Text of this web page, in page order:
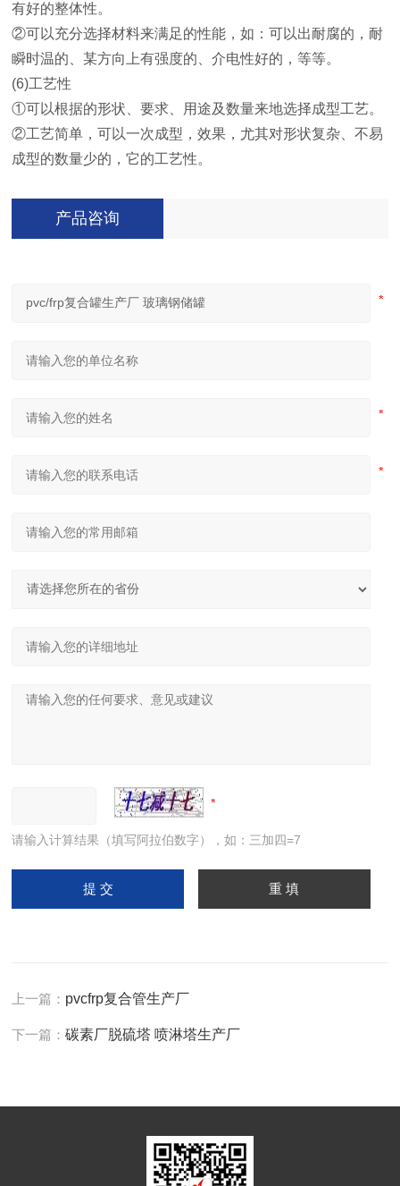
有好的整体性。
②可以充分选择材料来满足的性能，如：可以出耐腐的，耐
瞬时温的、某方向上有强度的、介电性好的，等等。
(6)工艺性
①可以根据的形状、要求、用途及数量来地选择成型工艺。
②工艺简单，可以一次成型，效果，尤其对形状复杂、不易
成型的数量少的，它的工艺性。
产品咨询
请输入计算结果（填写阿拉伯数字），如：三加四=7
上一篇： pvcfrp复合管生产厂
下一篇：碳素厂脱硫塔 喷淋塔生产厂